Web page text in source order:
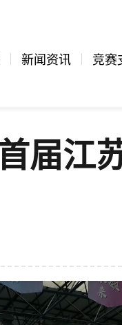
新闻资讯 竞赛
届江